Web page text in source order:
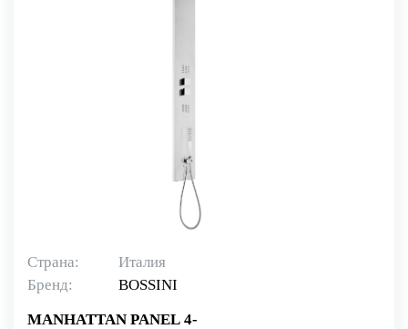
Страна:
Италия
Бренд:
BOSSINI
MANHATTAN PANEL 4-